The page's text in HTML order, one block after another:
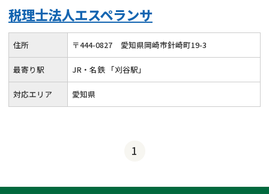
税理士法人エスペランサ
住所 〒444-0827 愛知県岡崎市針崎町19-3
最寄り駅 JR・名鉄 「刈谷駅」
対応エリア 愛知県
1